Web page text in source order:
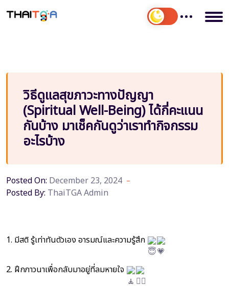
วิธีดูแลสุขภาวะทางปัญญา
(Spiritual Well-Being) ได้กี่คะแนน
กันบ้าง มาเช็คกันดูว่าเราทำกิจกรรม
อะไรบ้าง
Posted On: December 23, 2024
Posted By: ThaiTGA Admin
1. มีสติ รู้เท่าทันตัวเอง อารมณ์และความรู้สึก
2. ฝึกภาวนาเพื่อกลับมาอยู่ที่ลมหายใจ